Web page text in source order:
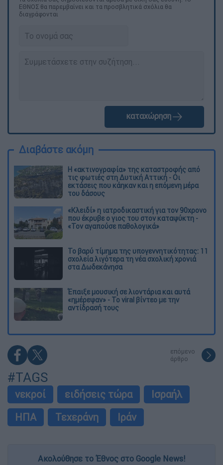
ΕΘΝΟΣ θα παρεμβαίνει και τα προσβλητικά σχόλια θα
διαγράφονται
καταχώρηση
Διαβάστε ακόμη
Η «ακτινογραφία» της καταστροφής από
τις φωτιές στη Δυτική Αττική - Οι
εκτάσεις που κάηκαν και η επόμενη μέρα
του δάσους
«Κλειδί» η ιατροδικαστική για τον 90χρονο
που έκρυβε ο γιος του στον καταψύκτη -
«Τον αγαπούσε παθολογικά»
Το βαρύ τίμημα της υπογεννητικότητας: 11
σχολεία λιγότερα τη νέα σχολική χρονιά
στα Δωδεκάνησα
Έπαιξε μουσική σε λιοντάρια και αυτά
«ημέρεψαν» - Το viral βίντεο με την
αντίδρασή τους
επόμενο
άρθρο
#TAGS
νεκροί ειδήσεις τώρα
Ισραήλ
ΗΠΑ
Τεχεράνη Ιράν
Ακολούθησε το Έθνος στο Google News!